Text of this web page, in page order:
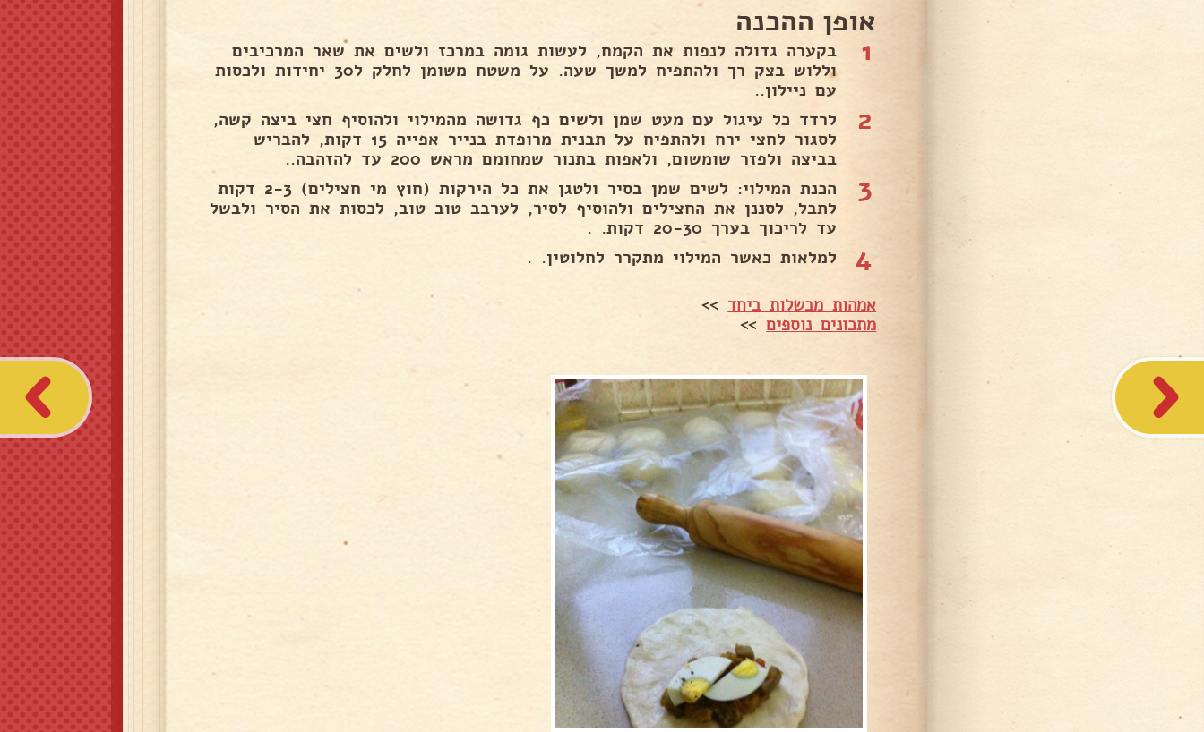
אופן ההכנה
1
בקערה גדולה לנפות את הקמח, לעשות גומה במרכז ולשים את שאר המרכיבים
וללוש בצק רך ולהתפיח למשך שעה. על משטח משומן לחלק ל30 יחידות ולכסות
עם ניילון..
2
לרדד כל עיגול עם מעט שמן ולשים כף גדושה מהמילוי ולהוסיף חצי ביצה קשה,
לסגור לחצי ירח ולהתפיח על תבנית מרופדת בנייר אפייה 15 דקות, להבריש
בביצה ולפזר שומשום, ולאפות בתנור שמחומם מראש 200 עד להזהבה..
3
הכנת המילוי: לשים שמן בסיר ולטגן את כל הירקות (חוץ מי חצילים) 2-3 דקות
לתבל, לסננן את החצילים ולהוסיף לסיר, לערבב טוב טוב, לכסות את הסיר ולבשל
עד לריכוך בערך 20-30 דקות. .
4 למלאות כאשר המילוי מתקרר לחלוטין. .
אמהות מבשלות ביחד >>
מתכונים נוספים>>